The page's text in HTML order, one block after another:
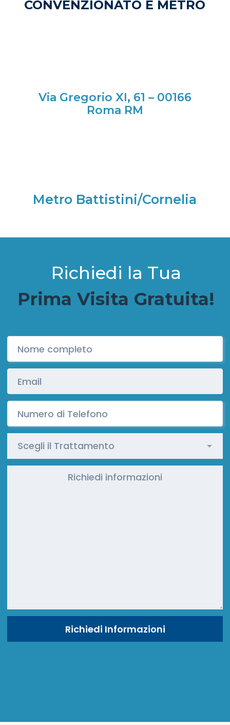
CONVENZIONATO E METRO
Via Gregorio XI, 61 – 00166
Roma RM
Metro Battistini/Cornelia
Richiedi la Tua
Prima Visita Gratuita!